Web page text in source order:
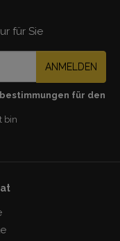
für Sie
ANMELDEN
für den
bin